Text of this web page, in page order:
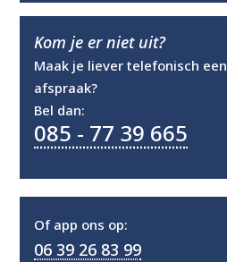
Kom je er niet uit?
Maak je liever telefonisch een
afspraak?
Bel dan:
085 - 77 39 665
Of app ons op:
06 39 26 83 99